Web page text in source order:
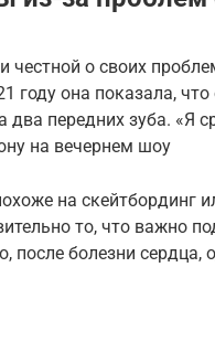
о своих
году она показала,
два передних зуба. «Я
на вечернем шоу
на скейтбординг
то, что важно
после болезни сердца,